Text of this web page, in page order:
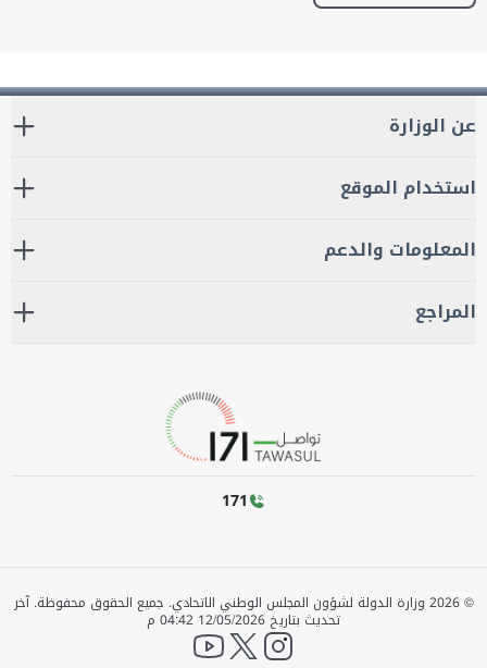
عن الوزارة
استخدام الموقع
المعلومات والدعم
المراجع
171
©
2026 وزارة الدولة لشؤون المجلس الوطني الاتحادي. جميع الحقوق محفوظة.آخر
تحديث بتاريخ 12/05/2026 04:42 م
instagram
twitter
YouTube